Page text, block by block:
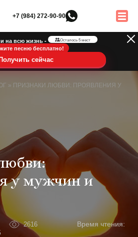
+7 (984) 272-90-90
на всю жизнь - Осталось 5 мест
песню бесплатно!
сейчас
» ПРИЗНАКИ ЛЮБВИ: ПРОЯВЛЕНИЯ У
у мужчин и
2616
Время чтения: